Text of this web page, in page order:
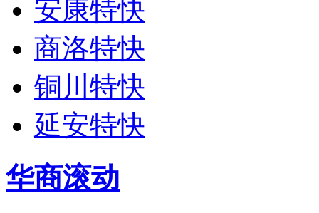
安康特快
商洛特快
铜川特快
延安特快
华商滚动